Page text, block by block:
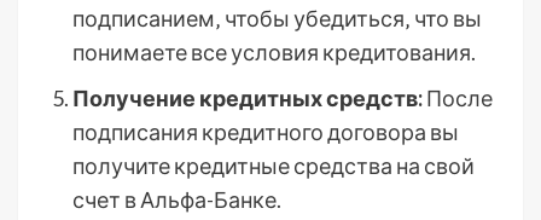
подписанием‚ чтобы убедиться‚ что вы
понимаете все условия кредитования.
Получение кредитных средств:После
подписания кредитного договора вы
получите кредитные средства на свой
счет в Альфа-Банке.